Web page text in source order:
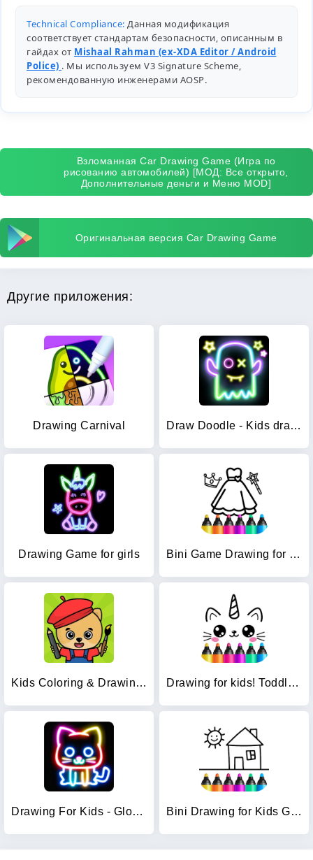
Technical Compliance: Данная модификация
соответствует стандартам безопасности, описанным в
гайдах от Mishaal Rahman (ex-XDA Editor / Android
Police) . Мы используем V3 Signature Scheme,
рекомендованную инженерами AOSP.
Взломанная Car Drawing Game (Игра по
рисованию автомобилей) [МОД: Все открыто,
Дополнительные деньги и Меню MOD]
Оригинальная версия Car Drawing Game
Другие приложения:
Drawing Carnival Draw Doodle - Kids drawing
Drawing Game for girls Bini Game Drawing for kids app
Kids Coloring & Drawing Games Drawing for kids! Toddler draw
Drawing For Kids - Glow Draw Bini Drawing for Kids Games